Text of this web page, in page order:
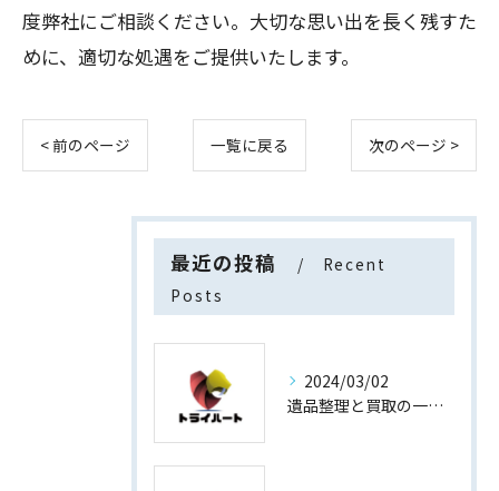
度弊社にご相談ください。大切な思い出を長く残すた
めに、適切な処遇をご提供いたします。
< 前のページ 一覧に戻る 次のページ >
最近の投稿
Recent
Posts
2024/03/02
遺品整理と買取の一石二鳥